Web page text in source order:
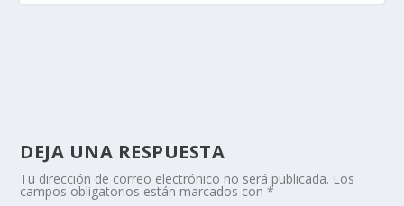
DEJA UNA RESPUESTA
Tu dirección de correo electrónico no será publicada. Los
campos obligatorios están marcados con*